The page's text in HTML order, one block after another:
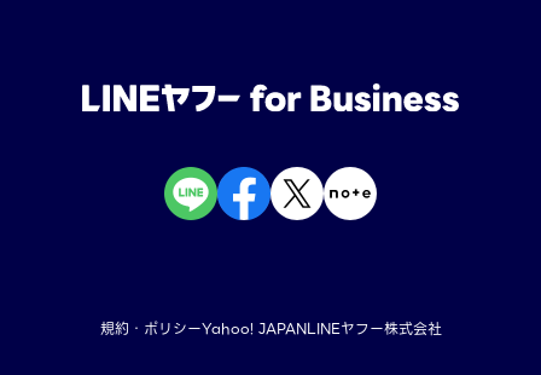
規約・ポリシーYahoo! JAPANLINEヤフー株式会社